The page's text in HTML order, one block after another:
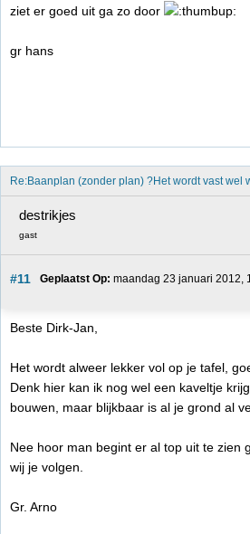
ziet er goed uit ga zo door
gr hans
Re:Baanplan (zonder plan) ?Het wordt vast wel
destrikjes
gast
#11 Geplaatst Op: maandag 23 januari 2012,
Beste Dirk-Jan,
Het wordt alweer lekker vol op je tafel,
Denk hier kan ik nog wel een kaveltje
bouwen, maar blijkbaar is al je grond al
Nee hoor man begint er al top uit te zien
wij je volgen.
Gr. Arno